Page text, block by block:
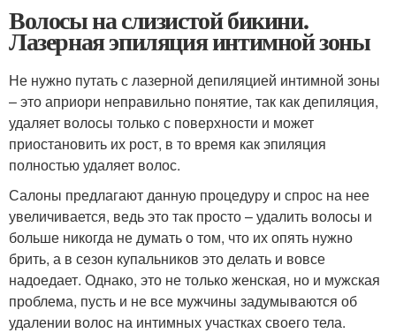
Волосы на слизистой бикини.
Лазерная эпиляция интимной зоны
Не нужно путать с лазерной депиляцией интимной зоны
– это априори неправильно понятие, так как депиляция,
удаляет волосы только с поверхности и может
приостановить их рост, в то время как эпиляция
полностью удаляет волос.
Салоны предлагают данную процедуру и спрос на нее
увеличивается, ведь это так просто – удалить волосы и
больше никогда не думать о том, что их опять нужно
брить, а в сезон купальников это делать и вовсе
надоедает. Однако, это не только женская, но и мужская
проблема, пусть и не все мужчины задумываются об
удалении волос на интимных участках своего тела.